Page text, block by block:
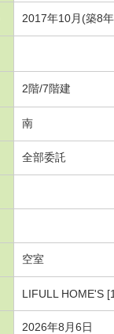
2017年10月(築8
2階/7階建
南
全部委託
空室
LIFULL HOME'S
2026年8月6日